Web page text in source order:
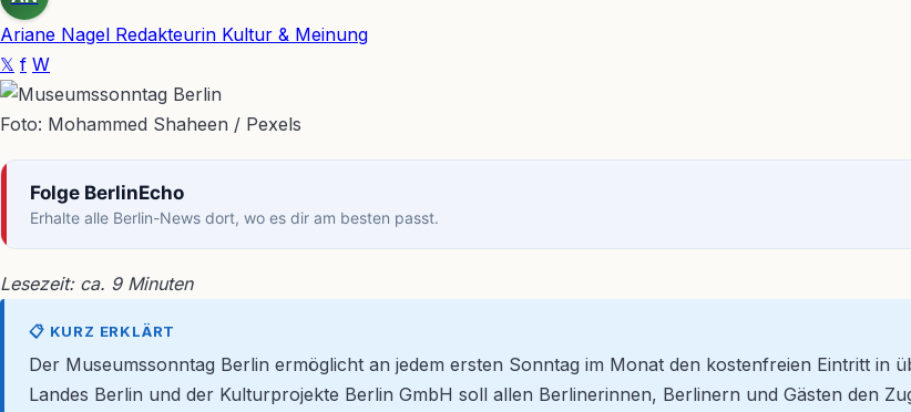
Ariane Nagel Redakteurin Kultur & Meinung
𝕏 f W
Foto: Mohammed Shaheen / Pexels
Folge BerlinEcho
Erhalte alle Berlin-News dort, wo es dir am besten passt.
Lesezeit: ca. 9 Minuten
📋 KURZ ERKLÄRT
Der Museumssonntag Berlin ermöglicht an jedem ersten Sonntag im Monat den kostenfreien Eintritt in
Landes Berlin und der Kulturprojekte Berlin GmbH soll allen Berlinerinnen, Berlinern und Gästen den